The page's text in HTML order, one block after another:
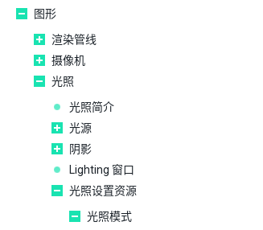
图形
渲染管线
摄像机
光照
光照简介
光源
阴影
Lighting 窗口
光照设置资源
光照模式